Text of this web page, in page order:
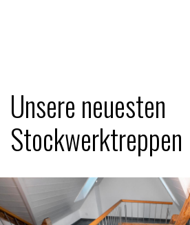
Unsere neuesten
Stockwerktreppen